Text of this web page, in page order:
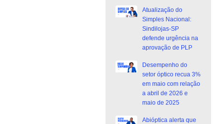
Atualização do
Simples Nacional:
Sindilojas-SP
defende urgência na
aprovação de PLP
Desempenho do
setor óptico recua 3%
em maio com relação
a abril de 2026 e
maio de 2025
Abióptica alerta que